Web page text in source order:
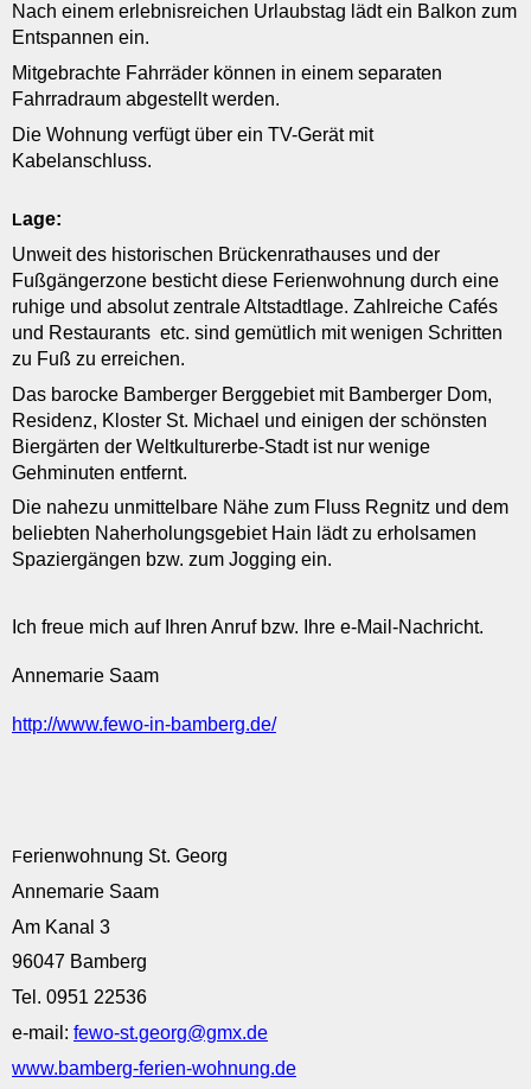
Nach einem erlebnisreichen Urlaubstag lädt ein Balkon zum
Entspannen ein.
Mitgebrachte Fahrräder können in einem separaten
Fahrradraum abgestellt werden.
Die Wohnung verfügt über ein TV-Gerät mit
Kabelanschluss.
Lage:
Unweit des historischen Brückenrathauses und der
Fußgängerzone besticht diese Ferienwohnung durch eine
ruhige und absolut zentrale Altstadtlage. Zahlreiche Cafés
und Restaurants etc. sind gemütlich mit wenigen Schritten
zu Fuß zu erreichen.
Das barocke Bamberger Berggebiet mit Bamberger Dom,
Residenz, Kloster St. Michael und einigen der schönsten
Biergärten der Weltkulturerbe-Stadt ist nur wenige
Gehminuten entfernt.
Die nahezu unmittelbare Nähe zum Fluss Regnitz und dem
beliebten Naherholungsgebiet Hain lädt zu erholsamen
Spaziergängen bzw. zum Jogging ein.
Ich freue mich auf Ihren Anruf bzw. Ihre e-Mail-Nachricht.
Annemarie Saam
http://www.fewo-in-bamberg.de/
Ferienwohnung St. Georg
Annemarie Saam
Am Kanal 3
96047 Bamberg
Tel. 0951 22536
e-mail: fewo-st.georg@gmx.de
www.bamberg-ferien-wohnung.de